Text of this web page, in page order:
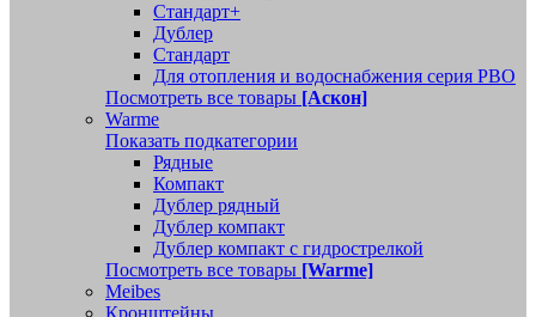
Стандарт+
Дублер
Стандарт
Для отопления и водоснабжения серия РВО
Посмотреть все товары [Аскон]
Warme
Показать подкатегории
Рядные
Компакт
Дублер рядный
Дублер компакт
Дублер компакт с гидрострелкой
Посмотреть все товары [Warme]
Meibes
Кронштейны